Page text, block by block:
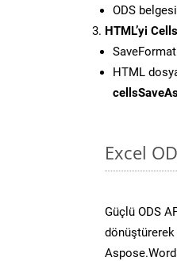
ODS
HTML’yi
HTML
Excel
Güçlü ODS
dönüştürerek